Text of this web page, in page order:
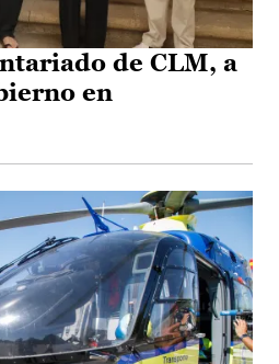
de CLM, a
en